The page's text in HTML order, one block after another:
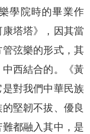
學院時的畢業作
塔塔》，因其當
弦樂的形式，其
西結合的。《黃
對我們中華民族
堅韌不拔、優良
都融入其中，是